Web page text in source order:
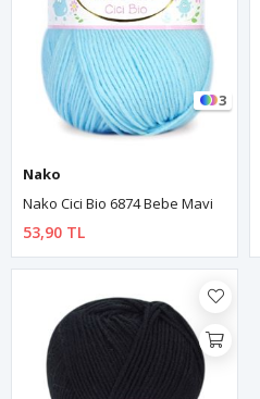
3
Nako
Nako Cici Bio 6874 Bebe Mavi
53,90 TL